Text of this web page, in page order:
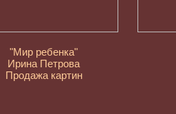
"Мир ребенка"
Ирина Петрова
Продажа картин